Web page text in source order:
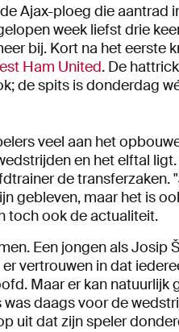
Ajax-ploeg die aantrad
week liefst drie
bij. Kort na het eerste
Ham United. De
de spits is donderdag
veel aan het
en het elftal
de transferzaken.
gebleven, maar het is
toch ook de actualiteit.
Een jongen als Josip
vertrouwen in dat
Maar er kan
daags voor de
uit dat zijn speler